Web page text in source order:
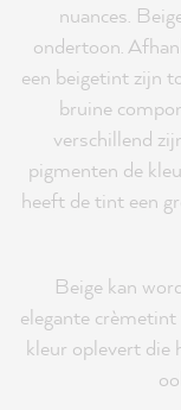
nuances.
ondertoon.
een beigetint zijn
bruine
verschillend
pigmenten de
heeft de tint een
Beige kan
elegante
kleur oplevert die